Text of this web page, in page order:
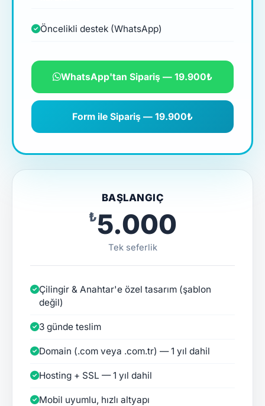
BAŞLANGIÇ
₺5.000
Tek seferlik
Çilingir & Anahtar'e özel tasarım (şablon
değil)
3 günde teslim
Domain (.com veya .com.tr) — 1 yıl dahil
Hosting + SSL — 1 yıl dahil
Mobil uyumlu, hızlı altyapı
Öncelikli destek (WhatsApp)
WhatsApp'tan Sipariş — 19.900₺
Form ile Sipariş — 19.900₺